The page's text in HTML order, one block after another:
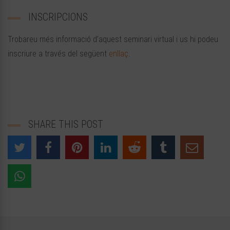
INSCRIPCIONS
Trobareu més informació d’aquest seminari virtual i us hi podeu
inscriure a través del següent enllaç.
SHARE THIS POST